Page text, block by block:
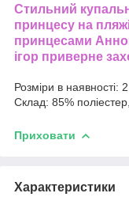
Стильний
принцесу на
принцесами
ігор приверне
Розміри в наявності: 2
Склад: 85%
Приховати
Характеристики